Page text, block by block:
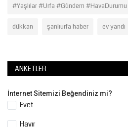
#Yaşlılar #Urfa #Gündem #HavaDurumu
dükkan şanlıurfa haber ev yandı
ANKETLER
İnternet Sitemizi Beğendiniz mi?
Evet
Hayır